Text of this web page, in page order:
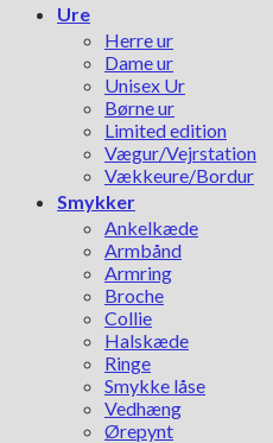
Ure
Herre ur
Dame ur
Unisex Ur
Børne ur
Limited edition
Vægur/Vejrstation
Vækkeure/Bordur
Smykker
Ankelkæde
Armbånd
Armring
Broche
Collie
Halskæde
Ringe
Smykke låse
Vedhæng
Ørepynt